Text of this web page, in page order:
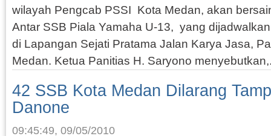
wilayah Pengcab PSSI Kota Medan, akan
Antar SSB Piala Yamaha U-13, yang
di Lapangan Sejati Pratama Jalan Karya Jasa,
Medan. Ketua Panitias H. Saryono
42 SSB Kota Medan Dilarang
Danone
09:45:49, 09/05/2010